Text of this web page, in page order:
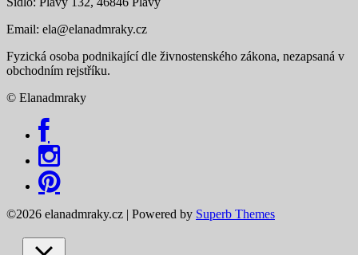
Email: ela@elanadmraky.cz
Fyzická osoba podnikající dle živnostenského zákona, nezapsaná v
obchodním rejstříku.
© Elanadmraky
©2026 elanadmraky.cz | Powered by Superb Themes